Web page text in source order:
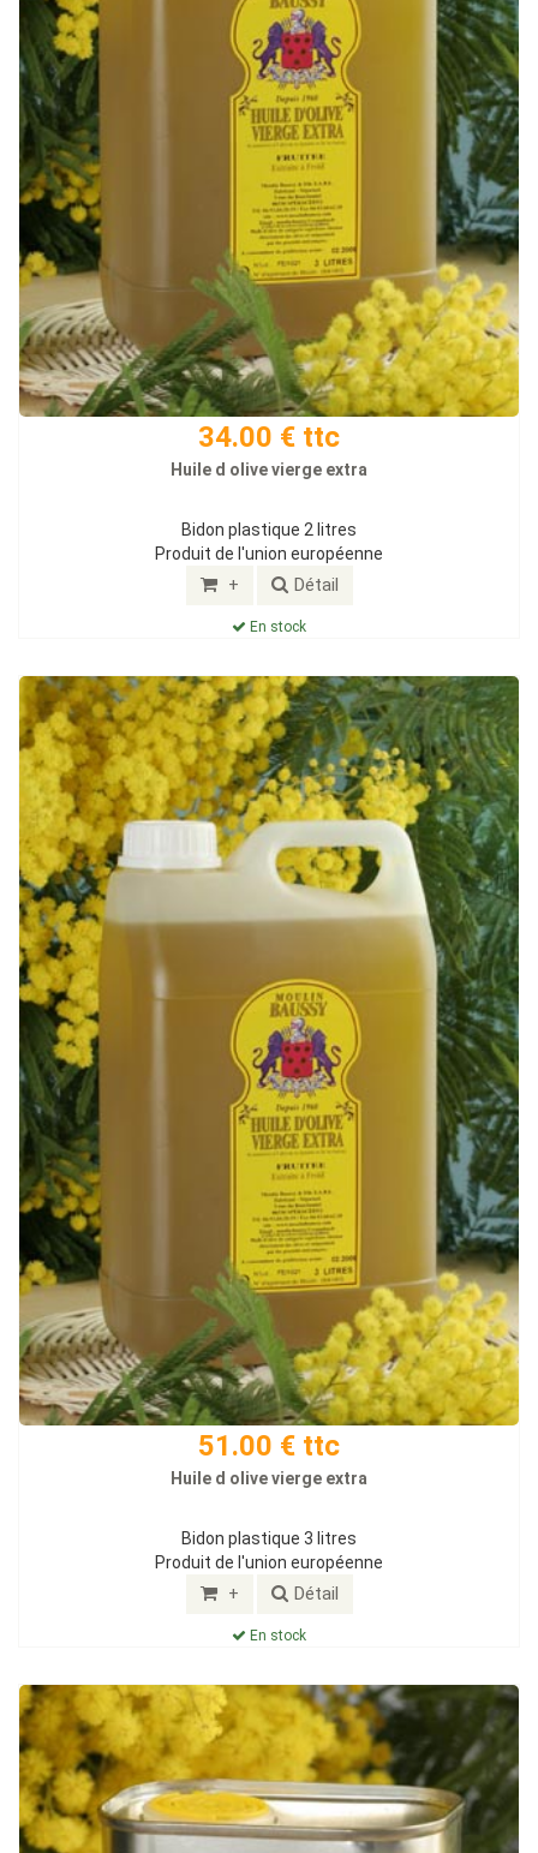
34.00 € ttc
Huile d olive vierge extra
Bidon plastique 2 litres
Produit de l'union européenne
+ Détail
En stock
51.00 € ttc
Huile d olive vierge extra
Bidon plastique 3 litres
Produit de l'union européenne
+ Détail
En stock